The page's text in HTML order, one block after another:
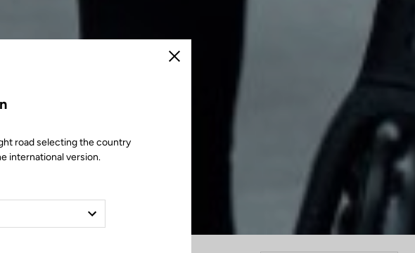
Schließen
road selecting the country
international version.